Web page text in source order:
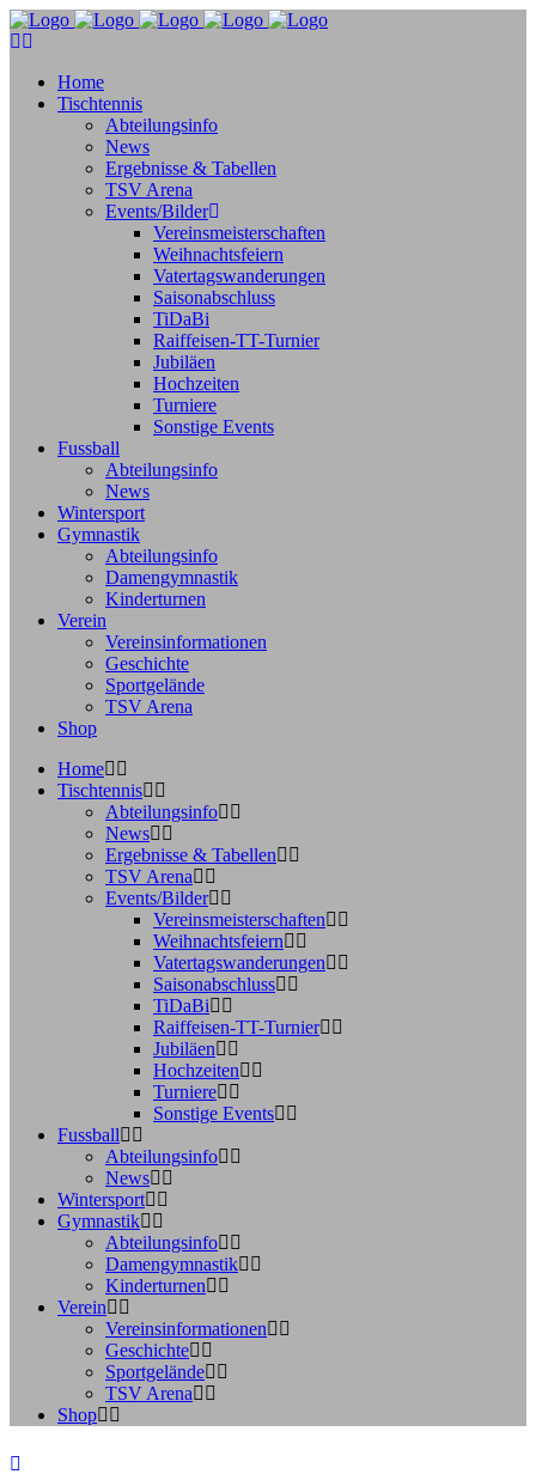
Home
Tischtennis
Abteilungsinfo
News
Ergebnisse & Tabellen
TSV Arena
Events/Bilder
Vereinsmeisterschaften
Weihnachtsfeiern
Vatertagswanderungen
Saisonabschluss
TiDaBi
Raiffeisen-TT-Turnier
Jubiläen
Hochzeiten
Turniere
Sonstige Events
Fussball
Abteilungsinfo
News
Wintersport
Gymnastik
Abteilungsinfo
Damengymnastik
Kinderturnen
Verein
Vereinsinformationen
Geschichte
Sportgelände
TSV Arena
Shop
Home
Tischtennis
Abteilungsinfo
News
Ergebnisse & Tabellen
TSV Arena
Events/Bilder
Vereinsmeisterschaften
Weihnachtsfeiern
Vatertagswanderungen
Saisonabschluss
TiDaBi
Raiffeisen-TT-Turnier
Jubiläen
Hochzeiten
Turniere
Sonstige Events
Fussball
Abteilungsinfo
News
Wintersport
Gymnastik
Abteilungsinfo
Damengymnastik
Kinderturnen
Verein
Vereinsinformationen
Geschichte
Sportgelände
TSV Arena
Shop